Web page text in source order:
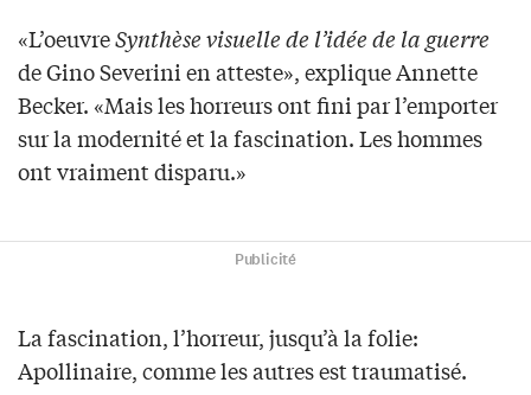
«L’oeuvreSynthèse visuelle de l’idée de la guerre
de Gino Severini en atteste», explique Annette
Becker. «Mais les horreurs ont fini par l’emporter
sur la modernité et la fascination. Les hommes
ont vraiment disparu.»
Publicité
La fascination, l’horreur, jusqu’à la folie:
Apollinaire, comme les autres est traumatisé.